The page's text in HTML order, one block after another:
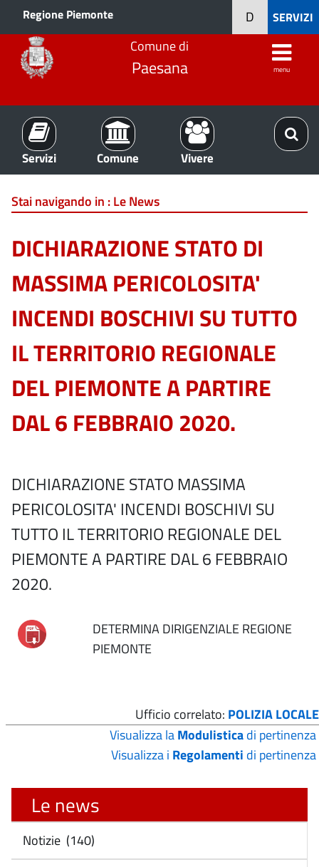
Regione Piemonte SERVIZI
D
Comune di
Paesana menu
Servizi Comune Vivere
Stai navigando in :Le News
DICHIARAZIONE STATO DI
MASSIMA PERICOLOSITA'
INCENDI BOSCHIVI SU TUTTO
IL TERRITORIO REGIONALE
DEL PIEMONTE A PARTIRE
DAL 6 FEBBRAIO 2020.
DICHIARAZIONE STATO MASSIMA
PERICOLOSITA' INCENDI BOSCHIVI SU
TUTTO IL TERRITORIO REGIONALE DEL
PIEMONTE A PARTIRE DAL 6 FEBBRAIO
2020.
DETERMINA DIRIGENZIALE REGIONE
PIEMONTE
Ufficio correlato: POLIZIA LOCALE
Visualizza laModulisticadi pertinenza
Visualizza i Regolamenti di pertinenza
Le news
Notizie (140)